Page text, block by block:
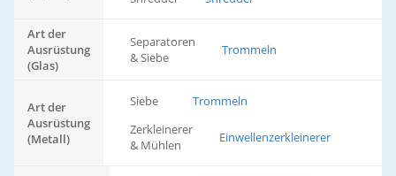
Art der
Ausrüstung
(Glas)
Separatoren
& Siebe
Trommeln
Art der
Ausrüstung
(Metall)
Siebe
Trommeln
Zerkleinerer
& Mühlen
Einwellenzerkleinerer